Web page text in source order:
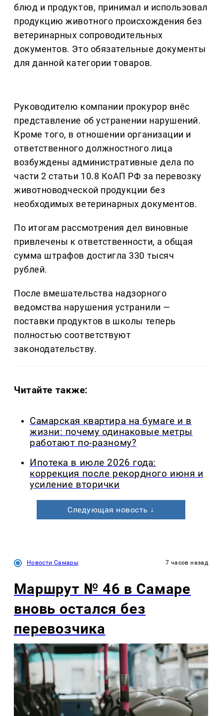
блюд и продуктов, принимал и использовал
продукцию животного происхождения без
ветеринарных сопроводительных
документов. Это обязательные документы
для данной категории товаров.
Руководителю компании прокурор внёс
представление об устранении нарушений.
Кроме того, в отношении организации и
ответственного должностного лица
возбуждены административные дела по
части 2 статьи 10.8 КоАП РФ за перевозку
животноводческой продукции без
необходимых ветеринарных документов.
По итогам рассмотрения дел виновные
привлечены к ответственности, а общая
сумма штрафов достигла 330 тысяч
рублей.
После вмешательства надзорного
ведомства нарушения устранили —
поставки продуктов в школы теперь
полностью соответствуют
законодательству.
Читайте также:
Самарская квартира на бумаге и в
жизни: почему одинаковые метры
работают по-разному?
Ипотека в июле 2026 года:
коррекция после рекордного июня и
усиление вторички
Следующая новость ↓
Новости Самары 7 часов назад
Маршрут № 46 в Самаре
вновь остался без
перевозчика